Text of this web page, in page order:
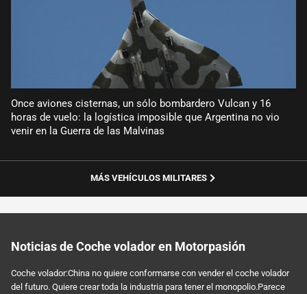
Once aviones cisternas, un sólo bombardero Vulcan y 16
horas de vuelo: la logística imposible que Argentina no vio
venir en la Guerra de las Malvinas
MÁS VEHÍCULOS MILITARES
Noticias de Coche volador en Motorpasión
Coche volador:China no quiere conformarse con vender el coche volador
del futuro. Quiere crear toda la industria para tener el monopolio.Parece